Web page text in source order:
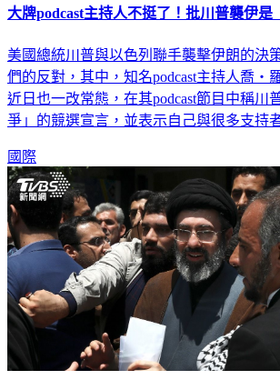
大牌podcast主持人不挺了！批川普襲伊是
美國總統川普與以色列聯手襲擊伊朗的決
們的反對，其中，知名podcast主持人喬‧羅
近日也一改常態，在其podcast節目中稱川
爭」的競選宣言，並表示自己與很多支持
國際